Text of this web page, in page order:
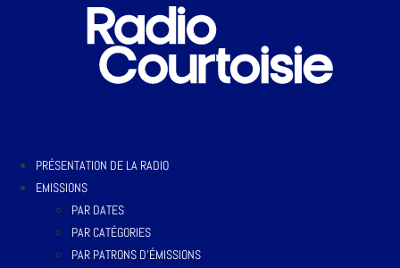
PRÉSENTATION DE LA RADIO
EMISSIONS
PAR DATES
PAR CATÉGORIES
PAR PATRONS D’ÉMISSIONS